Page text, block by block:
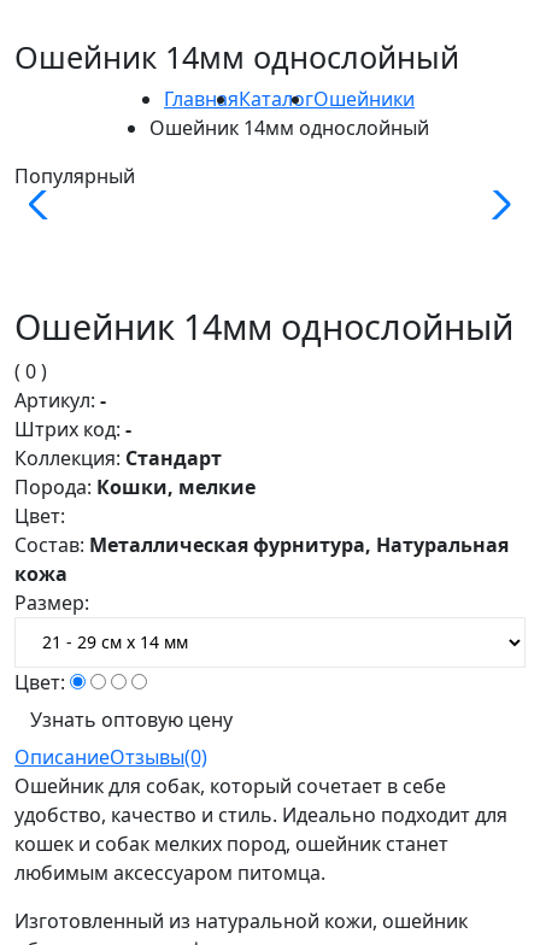
Ошейник 14мм однослойный
ГлавнаяКаталогОшейники
Ошейник 14мм однослойный
Популярный
Ошейник 14мм однослойный
( 0 )
Артикул: -
Штрих код: -
Коллекция: Стандарт
Порода: Кошки, мелкие
Цвет:
Состав: Металлическая фурнитура, Натуральная
кожа
Размер:
Цвет:
Узнать оптовую цену
ОписаниеОтзывы(0)
Ошейник для собак, который сочетает в себе
удобство, качество и стиль. Идеально подходит для
кошек и собак мелких пород, ошейник станет
любимым аксессуаром питомца.
Изготовленный из натуральной кожи, ошейник